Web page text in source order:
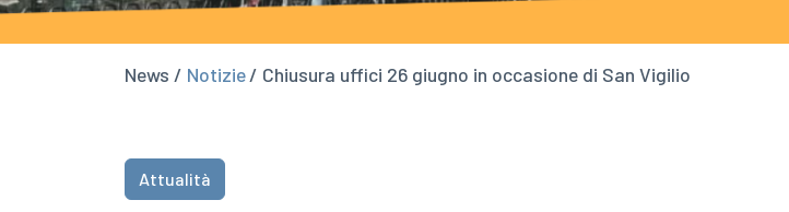
News / Notizie/ Chiusura uffici 26 giugno in occasione di San Vigilio
Attualità